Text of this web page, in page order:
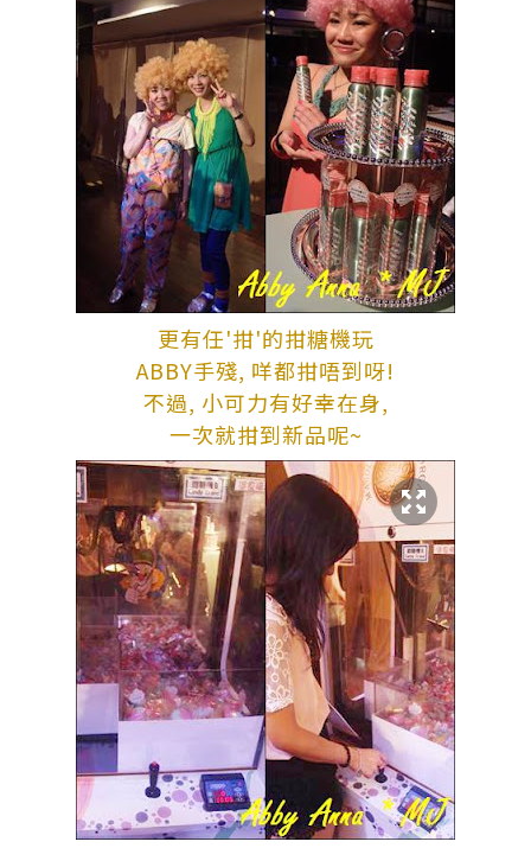
更有任'拑'的拑糖機玩
ABBY手殘, 咩都拑唔到呀!
不過, 小可力有好幸在身,
一次就拑到新品呢~